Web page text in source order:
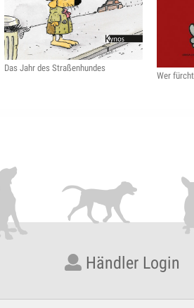
Das Jahr des Straßenhundes
Wer
Händler Login